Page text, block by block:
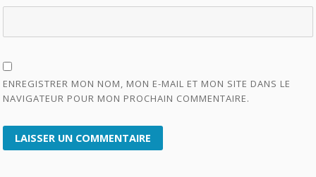
ENREGISTRER MON NOM, MON E-MAIL ET MON SITE DANS LE
NAVIGATEUR POUR MON PROCHAIN COMMENTAIRE.